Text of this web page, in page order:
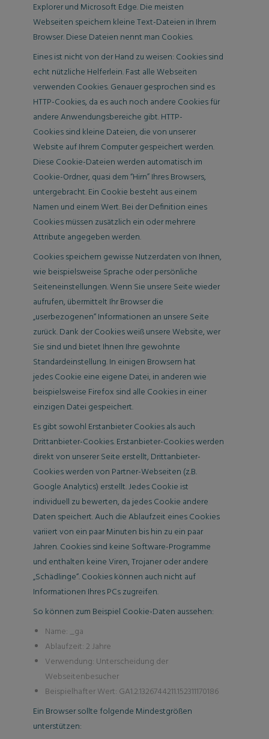
Explorer und Microsoft Edge. Die meisten
Webseiten speichern kleine Text-Dateien in Ihrem
Browser. Diese Dateien nennt man Cookies.
Eines ist nicht von der Hand zu weisen: Cookies sind
echt nützliche Helferlein. Fast alle Webseiten
verwenden Cookies. Genauer gesprochen sind es
HTTP-Cookies, da es auch noch andere Cookies für
andere Anwendungsbereiche gibt. HTTP-
Cookies sind kleine Dateien, die von unserer
Website auf Ihrem Computer gespeichert werden.
Diese Cookie-Dateien werden automatisch im
Cookie-Ordner, quasi dem “Hirn” Ihres Browsers,
untergebracht. Ein Cookie besteht aus einem
Namen und einem Wert. Bei der Definition eines
Cookies müssen zusätzlich ein oder mehrere
Attribute angegeben werden.
Cookies speichern gewisse Nutzerdaten von Ihnen,
wie beispielsweise Sprache oder persönliche
Seiteneinstellungen. Wenn Sie unsere Seite wieder
aufrufen, übermittelt Ihr Browser die
„userbezogenen“ Informationen an unsere Seite
zurück. Dank der Cookies weiß unsere Website, wer
Sie sind und bietet Ihnen Ihre gewohnte
Standardeinstellung. In einigen Browsern hat
jedes Cookie eine eigene Datei, in anderen wie
beispielsweise Firefox sind alle Cookies in einer
einzigen Datei gespeichert.
Es gibt sowohl Erstanbieter Cookies als auch
Drittanbieter-Cookies. Erstanbieter-Cookies werden
direkt von unserer Seite erstellt, Drittanbieter-
Cookies werden von Partner-Webseiten (z.B.
Google Analytics) erstellt. Jedes Cookie ist
individuell zu bewerten, da jedes Cookie andere
Daten speichert. Auch die Ablaufzeit eines Cookies
variiert von ein paar Minuten bis hin zu ein paar
Jahren. Cookies sind keine Software-Programme
und enthalten keine Viren, Trojaner oder andere
„Schädlinge“. Cookies können auch nicht auf
Informationen Ihres PCs zugreifen.
So können zum Beispiel Cookie-Daten aussehen:
Name: _ga
Ablaufzeit: 2 Jahre
Verwendung: Unterscheidung der
Webseitenbesucher
Beispielhafter Wert: GA1.2.1326744211.152311170186
Ein Browser sollte folgende Mindestgrößen
unterstützen: